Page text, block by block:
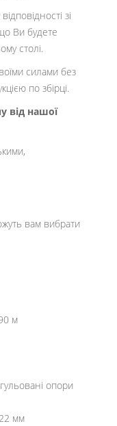
зі
Ви будете
столі.
силами без
по збірці.
від нашої
вам вибрати
м
опори
мм